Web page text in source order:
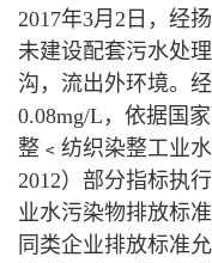
2017年3月2日，经
未建设配套污水处
沟，流出外环境。
0.08mg/L，依据国
整﹤纺织染整工业
2012）部分指标执
业水污染物排放标
同类企业排放标准